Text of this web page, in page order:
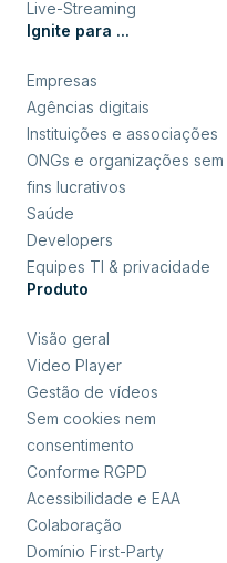
Live-Streaming
Ignite para ...
Empresas
Agências digitais
Instituições e associações
ONGs e organizações sem
fins lucrativos
Saúde
Developers
Equipes TI & privacidade
Produto
Visão geral
Video Player
Gestão de vídeos
Sem cookies nem
consentimento
Conforme RGPD
Acessibilidade e EAA
Colaboração
Domínio First-Party